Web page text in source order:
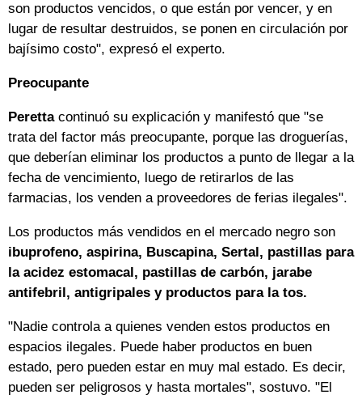
son productos vencidos, o que están por vencer, y en
lugar de resultar destruidos, se ponen en circulación por
bajísimo costo", expresó el experto.
Preocupante
Perettacontinuó su explicación y manifestó que "se
trata del factor más preocupante, porque las droguerías,
que deberían eliminar los productos a punto de llegar a la
fecha de vencimiento, luego de retirarlos de las
farmacias, los venden a proveedores de ferias ilegales".
Los productos más vendidos en el mercado negro son
ibuprofeno, aspirina, Buscapina, Sertal, pastillas para
la acidez estomacal, pastillas de carbón, jarabe
antifebril, antigripales y productos para la tos.
"Nadie controla a quienes venden estos productos en
espacios ilegales. Puede haber productos en buen
estado, pero pueden estar en muy mal estado. Es decir,
pueden ser peligrosos y hasta mortales", sostuvo. "El